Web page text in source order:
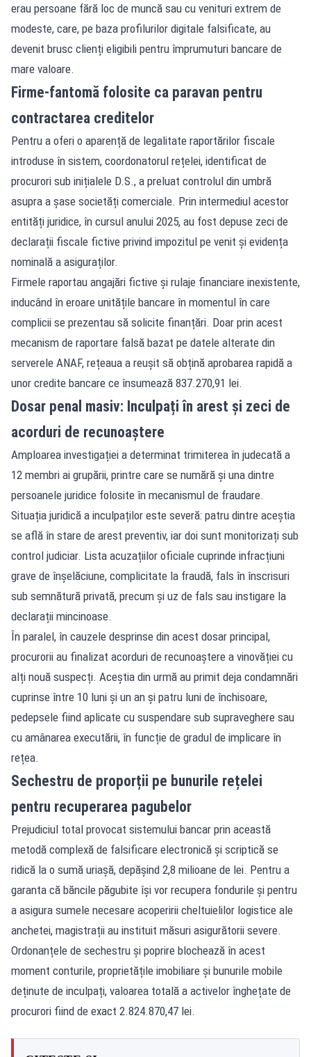
erau persoane fără loc de muncă sau cu venituri extrem de
modeste, care, pe baza profilurilor digitale falsificate, au
devenit brusc clienți eligibili pentru împrumuturi bancare de
mare valoare.
Firme-fantomă folosite ca paravan pentru
contractarea creditelor
Pentru a oferi o aparență de legalitate raportărilor fiscale
introduse în sistem, coordonatorul rețelei, identificat de
procurori sub inițialele D.S., a preluat controlul din umbră
asupra a șase societăți comerciale. Prin intermediul acestor
entități juridice, în cursul anului 2025, au fost depuse zeci de
declarații fiscale fictive privind impozitul pe venit și evidența
nominală a asiguraților.
Firmele raportau angajări fictive și rulaje financiare inexistente,
inducând în eroare unitățile bancare în momentul în care
complicii se prezentau să solicite finanțări. Doar prin acest
mecanism de raportare falsă bazat pe datele alterate din
serverele ANAF, rețeaua a reușit să obțină aprobarea rapidă a
unor credite bancare ce însumează 837.270,91 lei.
Dosar penal masiv: Inculpați în arest și zeci de
acorduri de recunoaștere
Amploarea investigației a determinat trimiterea în judecată a
12 membri ai grupării, printre care se numără și una dintre
persoanele juridice folosite în mecanismul de fraudare.
Situația juridică a inculpaților este severă: patru dintre aceștia
se află în stare de arest preventiv, iar doi sunt monitorizați sub
control judiciar. Lista acuzațiilor oficiale cuprinde infracțiuni
grave de înșelăciune, complicitate la fraudă, fals în înscrisuri
sub semnătură privată, precum și uz de fals sau instigare la
declarații mincinoase.
În paralel, în cauzele desprinse din acest dosar principal,
procurorii au finalizat acorduri de recunoaștere a vinovăției cu
alți nouă suspecți. Aceștia din urmă au primit deja condamnări
cuprinse între 10 luni și un an și patru luni de închisoare,
pedepsele fiind aplicate cu suspendare sub supraveghere sau
cu amânarea executării, în funcție de gradul de implicare în
rețea.
Sechestru de proporții pe bunurile rețelei
pentru recuperarea pagubelor
Prejudiciul total provocat sistemului bancar prin această
metodă complexă de falsificare electronică și scriptică se
ridică la o sumă uriașă, depășind 2,8 milioane de lei. Pentru a
garanta că băncile păgubite își vor recupera fondurile și pentru
a asigura sumele necesare acoperirii cheltuielilor logistice ale
anchetei, magistrații au instituit măsuri asigurătorii severe.
Ordonanțele de sechestru și poprire blochează în acest
moment conturile, proprietățile imobiliare și bunurile mobile
deținute de inculpați, valoarea totală a activelor înghețate de
procurori fiind de exact 2.824.870,47 lei.